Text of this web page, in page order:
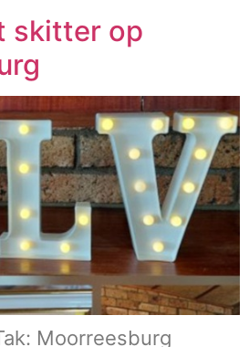
skitter op
Moorreesburg